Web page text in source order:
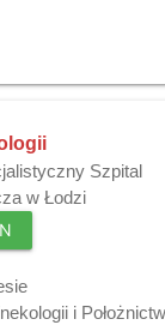
Szpital
w Łodzi
i